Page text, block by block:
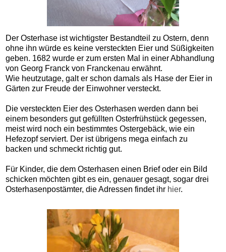
Der Osterhase ist wichtigster Bestandteil zu Ostern, denn
ohne ihn würde es keine versteckten Eier und Süßigkeiten
geben. 1682 wurde er zum ersten Mal in einer Abhandlung
von Georg Franck von Franckenau erwähnt.
Wie heutzutage, galt er schon damals als Hase der Eier in
Gärten zur Freude der Einwohner versteckt.
Die versteckten Eier des Osterhasen werden dann bei
einem besonders gut gefüllten Osterfrühstück gegessen,
meist wird noch ein bestimmtes Ostergebäck, wie ein
Hefezopf serviert. Der ist übrigens mega einfach zu
backen und schmeckt richtig gut.
Für Kinder, die dem Osterhasen einen Brief oder ein Bild
schicken möchten gibt es ein, genauer gesagt, sogar drei
Osterhasenpostämter, die Adressen findet ihr hier.